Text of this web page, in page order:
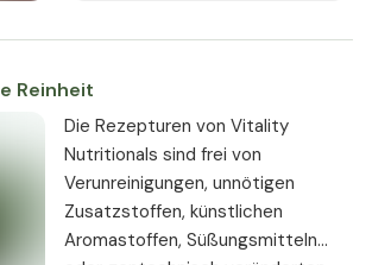
höhere Nährstoffkonzentration und
Ausgangsprodukt.
Reinheit
Die Rezepturen von Vitality
Nutritionals sind frei von
Verunreinigungen, unnötigen
Zusatzstoffen, künstlichen
Aromastoffen, Süßungsmitteln